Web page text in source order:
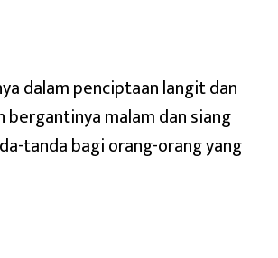
dalam penciptaan langit dan
bergantinya malam dan siang
tanda bagi orang-orang yang